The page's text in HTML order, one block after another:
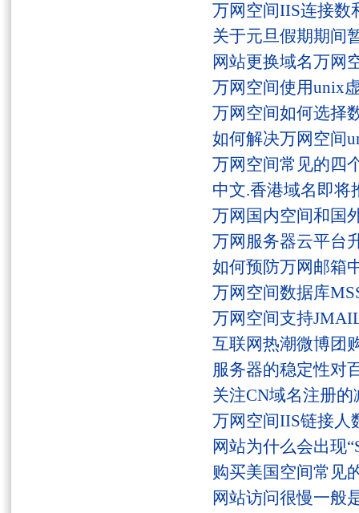
万网空间IIS连接数
关于元旦假期期间
网站更换域名万网
万网空间使用unix
万网空间如何选择
如何解决万网空间
万网空间常见的四
中文.香港域名即将
万网国内空间和国
万网服务器云平台
如何预防万网邮箱
万网空间数据库
万网空间支持
互联网热潮微博团
服务器的稳定性对
关注CN域名注册
万网空间IIS链接人
网站为什么会出现
购买美国空间常见
网站访问很慢一般